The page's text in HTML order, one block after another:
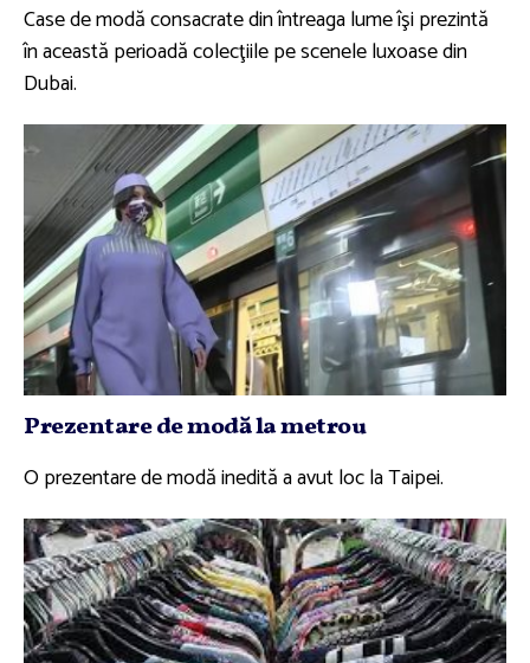
Case de modă consacrate din întreaga lume îşi prezintă
în această perioadă colecţiile pe scenele luxoase din
Dubai.
Prezentare de modă la metrou
O prezentare de modă inedită a avut loc la Taipei.